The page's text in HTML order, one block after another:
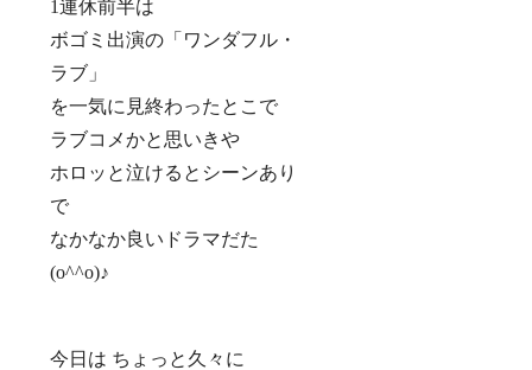
1連休前半は
ボゴミ出演の「ワンダフル・
ラブ」
を一気に見終わったとこで
ラブコメかと思いきや
ホロッと泣けるとシーンあり
で
なかなか良いドラマだた
(o^^o)♪
今日は ちょっと久々に